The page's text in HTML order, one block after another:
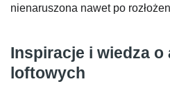
nienaruszona nawet po
Inspiracje i wiedza o
loftowych